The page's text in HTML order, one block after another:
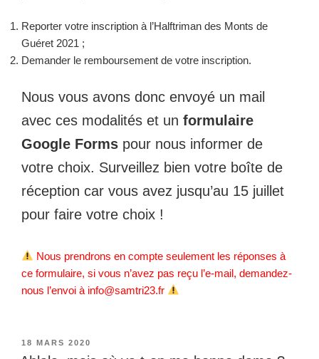
Reporter votre inscription à l’Halftriman des Monts de
Guéret 2021 ;
Demander le remboursement de votre inscription.
Nous vous avons donc envoyé un mail
avec ces modalités et un formulaire
Google Forms pour nous informer de
votre choix. Surveillez bien votre boîte de
réception car vous avez jusqu’au 15 juillet
pour faire votre choix !
Nous prendrons en compte seulement les réponses à
ce formulaire, si vous n’avez pas reçu l’e-mail, demandez-
nous l’envoi à info@samtri23.fr
PUBLIÉ
LE
18 MARS 2020